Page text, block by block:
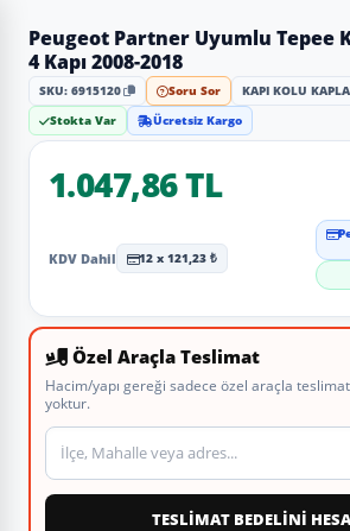
Peugeot Partner Uyumlu Tepee
4 Kapı 2008-2018
SKU: 6915120 Soru Sor KAPI KOLU
Stokta Var
Ücretsiz Kargo
1.047,86 TL
KDV Dahil 12 x 121,23 ₺
Özel Araçla Teslimat
Hacim/yapı gereği sadece özel araçla
yoktur.
Teslimat veya montaj adresi
TESLİMAT BEDELİNİ